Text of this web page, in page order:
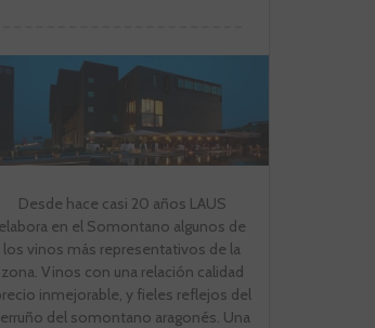
Desde hace casi 20 años LAUS
elabora en el Somontano algunos de
los vinos más representativos de la
zona. Vinos con una relación calidad
inmejorable, y fieles reflejos del
del somontano aragonés. Una